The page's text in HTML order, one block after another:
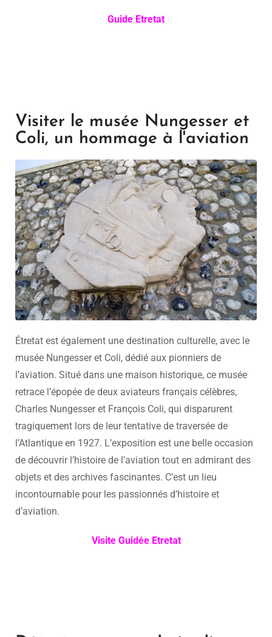
Guide Etretat
Visiter le musée Nungesser et
Coli, un hommage à l'aviation
Étretat est également une destination culturelle, avec le
musée Nungesser et Coli, dédié aux pionniers de
l’aviation. Situé dans une maison historique, ce musée
retrace l’épopée de deux aviateurs français célèbres,
Charles Nungesser et François Coli, qui disparurent
tragiquement lors de leur tentative de traversée de
l’Atlantique en 1927. L’exposition est une belle occasion
de découvrir l’histoire de l’aviation tout en admirant des
objets et des archives fascinantes. C’est un lieu
incontournable pour les passionnés d’histoire et
d’aviation.
Visite Guidée Etretat